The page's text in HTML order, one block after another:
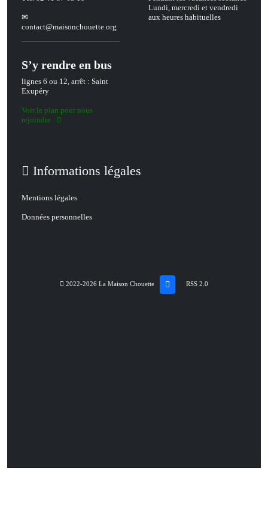
contact@maisonchouette.org
S’y rendre en bus
lignes 6 ou 12, arrêt : Saint
Exupéry
Voir le plan pour nous
rejoindre
Lundi, mercredi et vendredi
aux heures habituelles
Informations légales
Mentions légales
Données personnelles
2022-2026 La Maison Chouette RSS 2.0